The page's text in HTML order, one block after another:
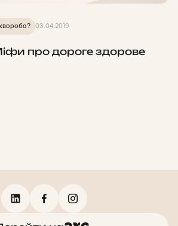
03.04.2019
про дороге здорове